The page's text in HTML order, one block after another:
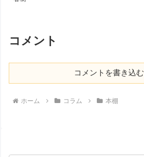
コメント
コメントを書き込む
ホーム コラム 本棚